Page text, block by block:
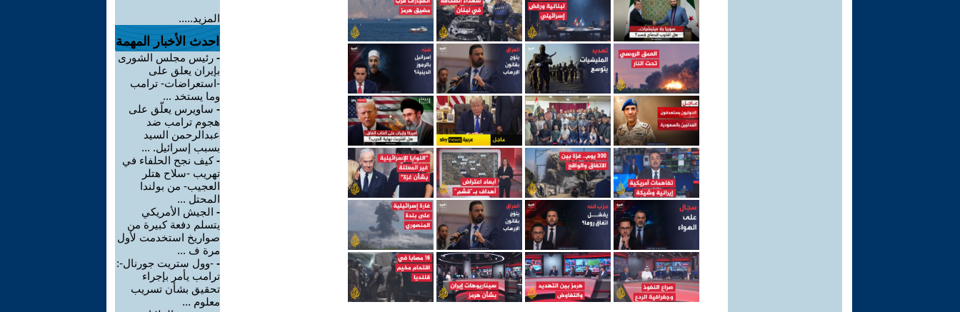
المزيد.....
احدث الأخبار المهمة
- رئيس مجلس الشورى
بإيران يعلق على
-استعراضات- ترامب
وما يستخد ...
- ساويرس يعلّق على
هجوم ترامب ضد
عبدالرحمن السيد
بسبب إسرائيل. ...
-كيف نجح الحلفاء في
تهريب -سلاح هتلر
العجيب- من بولندا
المحتل ...
- الجيش الأمريكي
يتسلم دفعة كبيرة من
صواريخ استخدمت لأول
مرة ف ...
- -وول ستريت جورنال-:
ترامب يأمر بإجراء
تحقيق بشأن تسريب
معلوم ...